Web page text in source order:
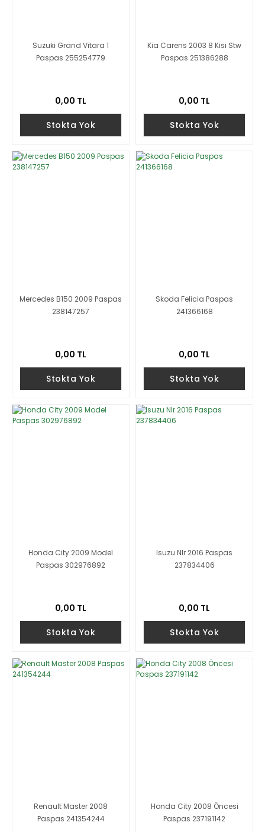
Suzuki Grand Vitara 1
Paspas 255254779
0,00 TL
Stokta Yok
Kia Carens 2003 8 Kisi Stw
Paspas 251386288
0,00 TL
Stokta Yok
Mercedes B150 2009 Paspas
238147257
0,00 TL
Stokta Yok
Skoda Felicia Paspas
241366168
0,00 TL
Stokta Yok
Honda City 2009 Model
Paspas 302976892
0,00 TL
Stokta Yok
Isuzu Nlr 2016 Paspas
237834406
0,00 TL
Stokta Yok
Renault Master 2008
Paspas 241354244
Honda City 2008 Öncesi
Paspas 237191142